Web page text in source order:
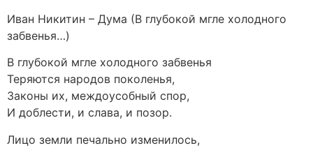
Иван Никитин – Дума (В глубокой мгле холодного
забвенья…)
В глубокой мгле холодного забвенья
Теряются народов поколенья,
Законы их, междоусобный спор,
И доблести, и слава, и позор.
Лицо земли печально изменилось,